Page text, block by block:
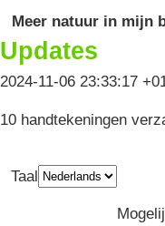
Meer natuur in mijn
Updates
2024-11-06 23:33:17
10 handtekeningen
Taal